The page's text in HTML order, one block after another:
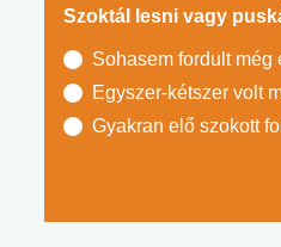
Szoktál lesni vagy
Sohasem fordult még
Egyszer-kétszer volt
Gyakran elő szokott